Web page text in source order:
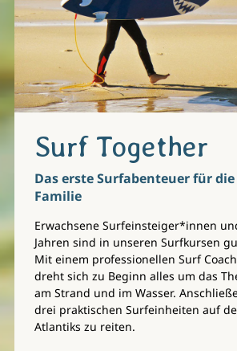
Surf Together
Das erste Surfabenteuer für
Familie
Erwachsene Surfeinsteiger*innen
Jahren sind in unseren Surfkursen
Mit einem professionellen Surf
dreht sich zu Beginn alles um das
am Strand und im Wasser.
drei praktischen Surfeinheiten auf
Atlantiks zu reiten.